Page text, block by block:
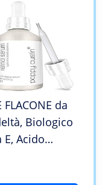
da
Biologico
Acido
Siero